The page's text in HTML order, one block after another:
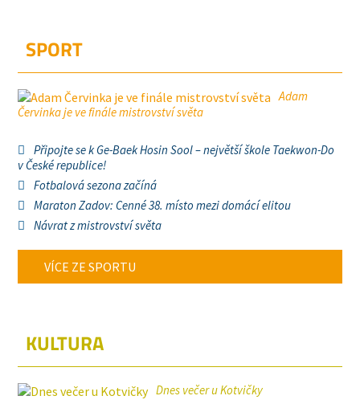
SPORT
Adam
Červinka je ve finále mistrovství světa
Připojte se k Ge-Baek Hosin Sool – největší škole Taekwon-Do
v České republice!
Fotbalová sezona začíná
Maraton Zadov: Cenné 38. místo mezi domácí elitou
Návrat z mistrovství světa
VÍCE ZE SPORTU
KULTURA
Dnes večer u Kotvičky